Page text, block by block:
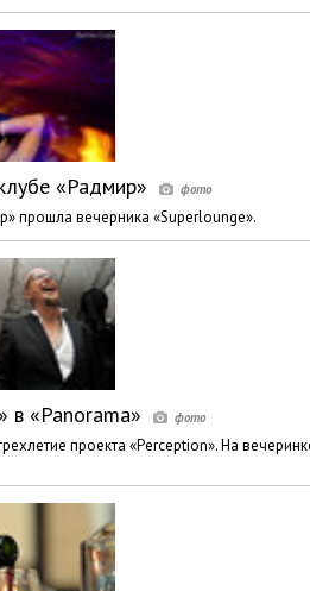
«Радмир»
прошла вечерника «Superlounge».
в «Panorama»
проекта «Perception». На